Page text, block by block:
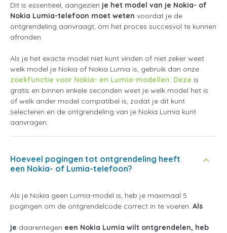
Dit is essentieel, aangezien je het model van je Nokia- of
Nokia Lumia-telefoon moet weten voordat je de
ontgrendeling aanvraagt, om het proces succesvol te kunnen
afronden.
Als je het exacte model niet kunt vinden of niet zeker weet
welk model je Nokia of Nokia Lumia is, gebruik dan onze
zoekfunctie voor Nokia- en Lumia-modellen. Deze is
gratis en binnen enkele seconden weet je welk model het is
of welk ander model compatibel is, zodat je dit kunt
selecteren en de ontgrendeling van je Nokia Lumia kunt
aanvragen.
Hoeveel pogingen tot ontgrendeling heeft
een Nokia- of Lumia-telefoon?
Als je Nokia geen Lumia-model is, heb je maximaal 5
pogingen om de ontgrendelcode correct in te voeren. Als
je daarentegen een Nokia Lumia wilt ontgrendelen, heb